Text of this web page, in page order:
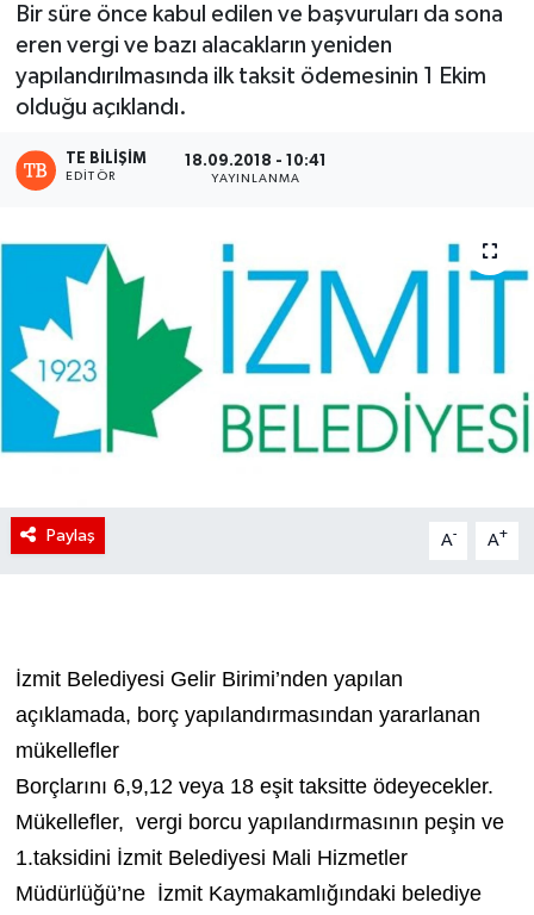
Bir süre önce kabul edilen ve başvuruları da sona
eren vergi ve bazı alacakların yeniden
yapılandırılmasında ilk taksit ödemesinin 1 Ekim
olduğu açıklandı.
TE BILIŞIM
EDITÖR
18.09.2018 - 10:41
YAYINLANMA
Paylaş A- A+
İzmit Belediyesi Gelir Birimi’nden yapılan
açıklamada, borç yapılandırmasından yararlanan
mükellefler
Borçlarını 6,9,12 veya 18 eşit taksitte ödeyecekler.
Mükellefler, vergi borcu yapılandırmasının peşin ve
1.taksidini İzmit Belediyesi Mali Hizmetler
Müdürlüğü’ne İzmit Kaymakamlığındaki belediye